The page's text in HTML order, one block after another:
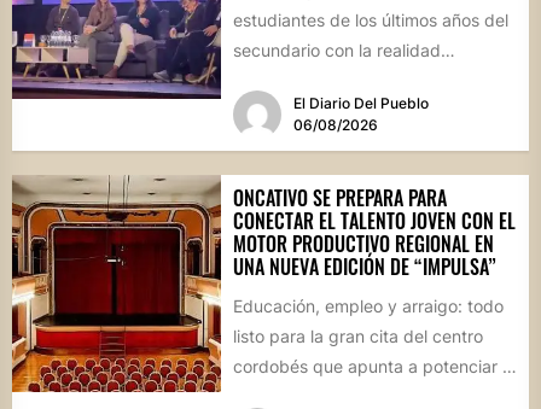
estudiantes de los últimos años del
secundario con la realidad
El Diario Del Pueblo
06/08/2026
ONCATIVO SE PREPARA PARA
CONECTAR EL TALENTO JOVEN CON EL
MOTOR PRODUCTIVO REGIONAL EN
UNA NUEVA EDICIÓN DE “IMPULSA”
Educación, empleo y arraigo: todo
listo para la gran cita del centro
cordobés que apunta a potenciar el